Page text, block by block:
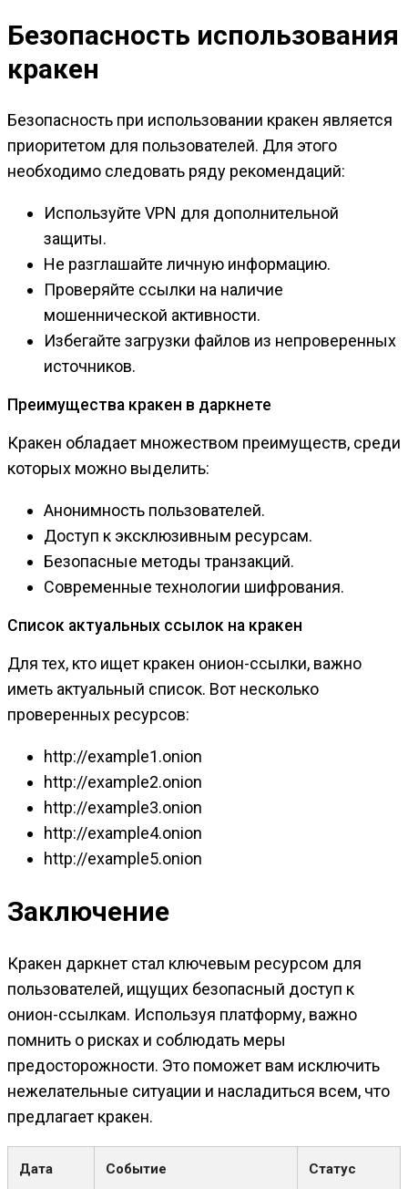
Безопасность использования
кракен
Безопасность при использовании кракен является
приоритетом для пользователей. Для этого
необходимо следовать ряду рекомендаций:
Используйте VPN для дополнительной
защиты.
Не разглашайте личную информацию.
Проверяйте ссылки на наличие
мошеннической активности.
Избегайте загрузки файлов из непроверенных
источников.
Преимущества кракен в даркнете
Кракен обладает множеством преимуществ, среди
которых можно выделить:
Анонимность пользователей.
Доступ к эксклюзивным ресурсам.
Безопасные методы транзакций.
Современные технологии шифрования.
Список актуальных ссылок на кракен
Для тех, кто ищет кракен онион-ссылки, важно
иметь актуальный список. Вот несколько
проверенных ресурсов:
http://example1.onion
http://example2.onion
http://example3.onion
http://example4.onion
http://example5.onion
Заключение
Кракен даркнет стал ключевым ресурсом для
пользователей, ищущих безопасный доступ к
онион-ссылкам. Используя платформу, важно
помнить о рисках и соблюдать меры
предосторожности. Это поможет вам исключить
нежелательные ситуации и насладиться всем, что
предлагает кракен.
Дата Событие Статус